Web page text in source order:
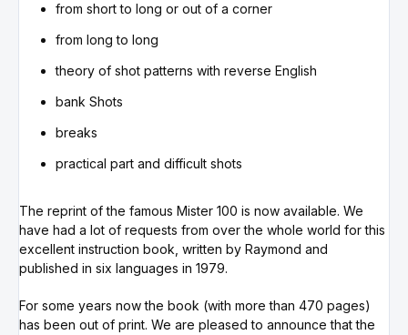
from short to long or out of a corner
from long to long
theory of shot patterns with reverse English
bank Shots
breaks
practical part and difficult shots
The reprint of the famous Mister 100 is now available. We
have had a lot of requests from over the whole world for this
excellent instruction book, written by Raymond and
published in six languages in 1979.
For some years now the book (with more than 470 pages)
has been out of print. We are pleased to announce that the